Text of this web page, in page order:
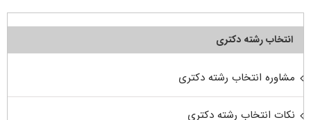
انتخاب رشته دکتری
مشاوره انتخاب رشته دکتری
نکات انتخاب رشته دکتری